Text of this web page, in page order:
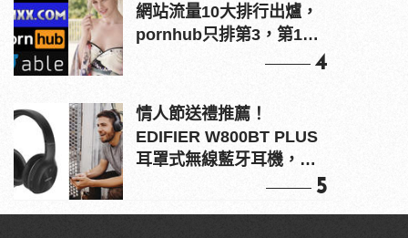
網站流量10大排行出爐，
pornhub只排第3，第1名
4
情人節送禮推薦！
EDIFIER W800BT PLUS
耳罩式無線藍牙耳機，在
5